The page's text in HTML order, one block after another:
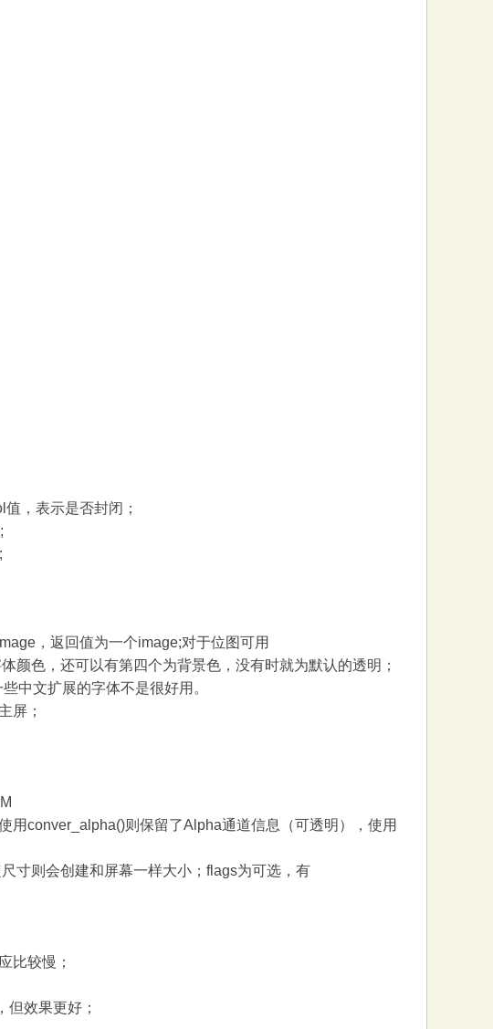
，表示是否封闭；
，返回值为一个image;对于位图可用
颜色，还可以有第四个为背景色，没有时就为默认的透明；
文扩展的字体不是很好用。
屏；
conver_alpha()则保留了Alpha通道信息（可透明），使用
则会创建和屏幕一样大小；flags为可选，有
较慢；
效果更好；